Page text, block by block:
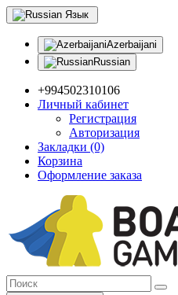
Язык
Azerbaijani
Russian
+994502310106
Личный кабинет
Регистрация
Авторизация
Закладки (0)
Корзина
Оформление заказа